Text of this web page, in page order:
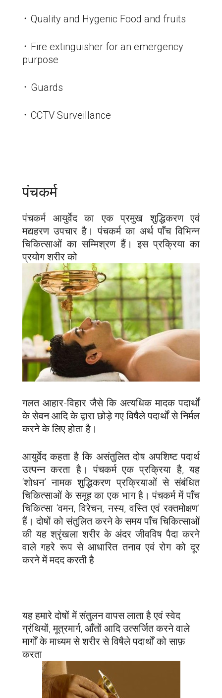
᛫ Quality and Hygenic Food and fruits
᛫ Fire extinguisher for an emergency
purpose
᛫ Guards
᛫ CCTV Surveillance
पंचकर्म
पंचकर्म आयुर्वेद का एक प्रमुख शुद्धिकरण एवं
मद्यहरण उपचार है। पंचकर्म का अर्थ पाँच विभिन्न
चिकित्साओं का सम्मिश्रण हैं। इस प्रक्रिया का
प्रयोग शरीर को
गलत आहार-विहार जैसे कि अत्यधिक मादक पदार्थों
के सेवन आदि के द्वारा छोड़े गए विषैले पदार्थों से निर्मल
करने के लिए होता है।
आयुर्वेद कहता है कि असंतुलित दोष अपशिष्ट पदार्थ
उत्पन्न करता है। पंचकर्म एक प्रक्रिया है, यह
‘शोधन’ नामक शुद्धिकरण प्रक्रियाओं से संबंधित
चिकित्साओं के समूह का एक भाग है। पंचकर्म में पाँच
चिकित्सा ‘वमन, विरेचन, नस्य, वस्ति एवं रक्तमोक्षण’
हैं। दोषों को संतुलित करने के समय पाँच चिकित्साओं
की यह श्रृंखला शरीर के अंदर जीवविष पैदा करने
वाले गहरे रूप से आधारित तनाव एवं रोग को दूर
करने में मदद करती है
यह हमारे दोषों में संतुलन वापस लाता है एवं स्वेद
ग्रंथियों, मूत्रमार्ग, आँतों आदि उत्सर्जित करने वाले
मार्गों के माध्यम से शरीर से विषैले पदार्थों को साफ़
करता